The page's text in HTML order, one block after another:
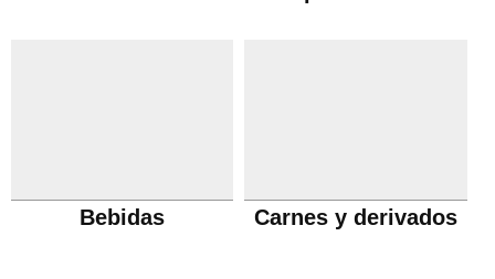
Bebidas Carnes y derivados